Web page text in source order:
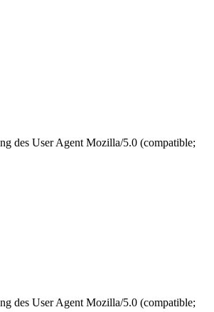
des User Agent Mozilla/5.0 (compatible;
des User Agent Mozilla/5.0 (compatible;